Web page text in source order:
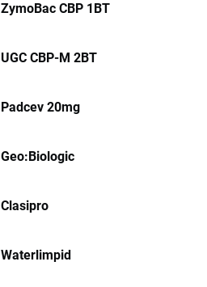
ZymoBac CBP 1BT
UGC CBP-M 2BT
Padcev 20mg
Geo:Biologic
Clasipro
Waterlimpid